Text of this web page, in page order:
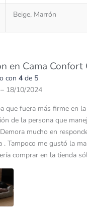
Beige, Marrón
en Cama Confort
con 4 de 5
– 18/10/2024
que fuera más firme en
de la persona que
mucho en
. Tampoco me gustó la
comprar en la tienda